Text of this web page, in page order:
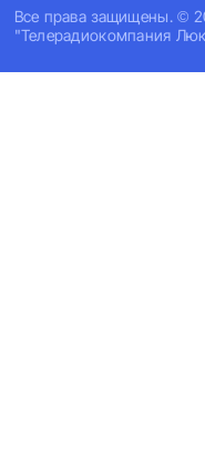
Все права защищены. ©
"Телерадиокомпания